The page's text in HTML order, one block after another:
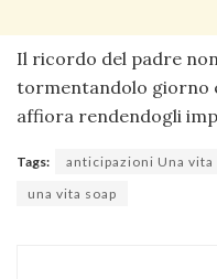
Il ricordo del padre
tormentandolo giorno
affiora rendendogli
Tags: anticipazioni Una vita
una vita soap